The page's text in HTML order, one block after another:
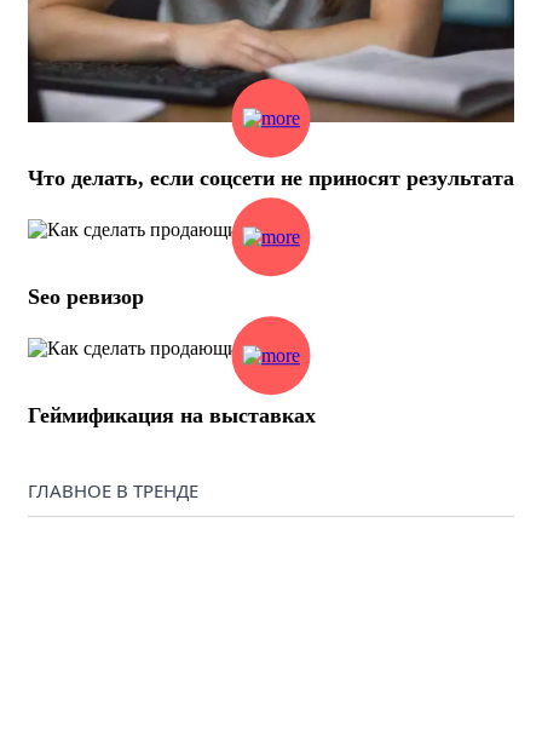
Что делать, если соцсети не приносят результата
Seo ревизор
Геймификация на выставках
ГЛАВНОЕ В ТРЕНДЕ